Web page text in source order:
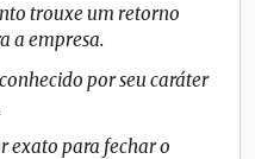
trouxe um retorno
a empresa.
por seu caráter
exato para fechar o